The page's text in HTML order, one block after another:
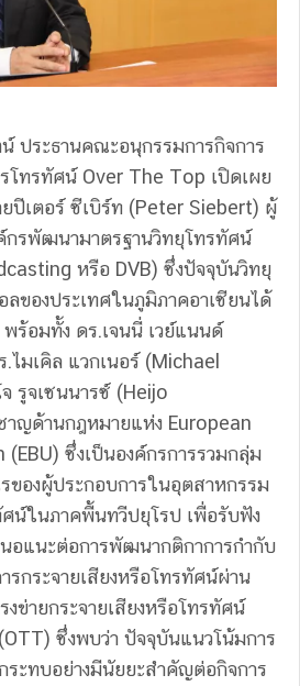
ประธานคณะอนุกรรมการกิจการ
รโทรทัศน์ Over The Top เปิดเผย
ปีเตอร์ ซีเบิร์ท (Peter Siebert) ผู้
กรพัฒนามาตรฐานวิทยุโทรทัศน์
หรือ DVB) ซึ่งปัจจุบันวิทยุ
ของประเทศในภูมิภาคอาเซียนได้
ร้อมทั้ง ดร.เจนนี่ เวย์แนนด์
ไมเคิล แวกเนอร์ (Michael
รูจเซนนารซ์ (Heijo
าญด้านกฎหมายแห่ง European
ซึ่งเป็นองค์กรการรวมกลุ่ม
ของผู้ประกอบการในอุตสาหกรรม
ศน์ในภาคพื้นทวีปยุโรป เพื่อรับฟัง
อแนะต่อการพัฒนากติกาการกำกับ
รกระจายเสียงหรือโทรทัศน์ผ่าน
ข่ายกระจายเสียงหรือโทรทัศน์
ซึ่งพบว่า ปัจจุบันแนวโน้มการ
ระทบอย่างมีนัยยะสำคัญต่อกิจการ